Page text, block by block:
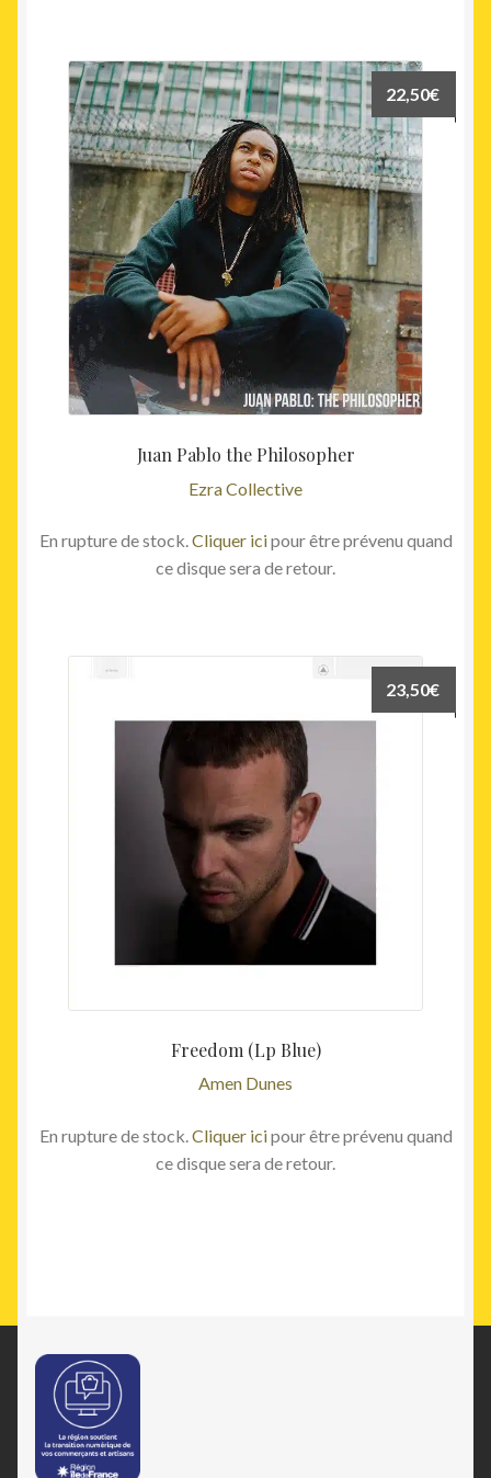
Juan Pablo the Philosopher
Ezra Collective
22,50€
En rupture de stock.Cliquer icipour être prévenu quand
ce disque sera de retour.
Freedom (Lp Blue)
Amen Dunes
23,50€
En rupture de stock.Cliquer icipour être prévenu quand
ce disque sera de retour.